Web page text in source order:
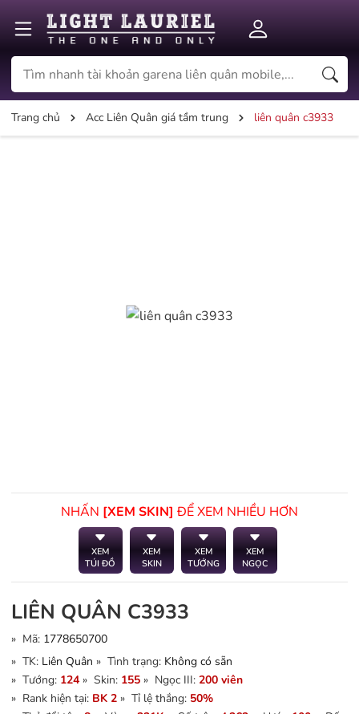
Trang chủ Acc Liên Quân giá tầm trung liên quân c3933
NHẤN [XEM SKIN] ĐỂ XEM NHIỀU HƠN
XEM
TÚI ĐỒ
XEM
SKIN
XEM
TƯỚNG
XEM
NGỌC
LIÊN QUÂN C3933
» Mã: 1778650700
» TK: Liên Quân » Tình trạng: Không có sẵn
» Tướng: 124 » Skin: 155 » Ngọc III: 200 viên
» Rank hiện tại: BK 2 » Tỉ lệ thắng: 50%